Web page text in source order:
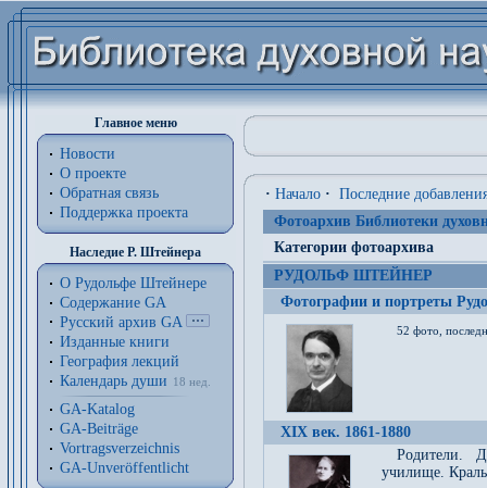
Главное меню
Новости
О проекте
Обратная связь
Поддержка проекта
Наследие Р. Штейнера
О Рудольфе Штейнере
Содержание GA
Русский архив GA
Изданные книги
География лекций
Календарь души
18 нед.
GA-Katalog
GA-Beiträge
Vortragsverzeichnis
GA-Unveröffentlicht
· Начало · Последние
Фотоархив Библиотеки
Категории фотоархива
РУДОЛЬФ ШТЕЙНЕР
Фотографии и портреты
52 фото,
XIX век. 1861-1880
Родители.
училище.